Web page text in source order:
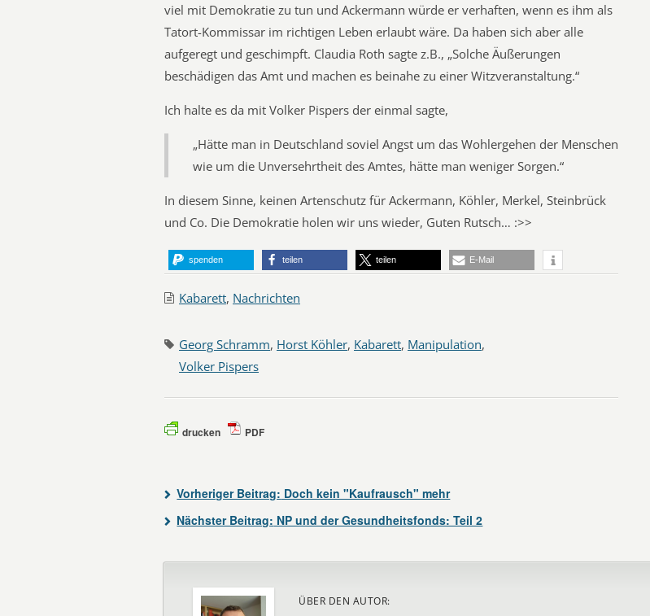
viel mit Demokratie zu tun und Ackermann würde er verhaften, wenn es ihm als
Tatort-Kommissar im richtigen Leben erlaubt wäre. Da haben sich aber alle
aufgeregt und geschimpft. Claudia Roth sagte z.B., „Solche Äußerungen
beschädigen das Amt und machen es beinahe zu einer Witzveranstaltung.“
Ich halte es da mit Volker Pispers der einmal sagte,
„Hätte man in Deutschland soviel Angst um das Wohlergehen der Menschen
wie um die Unversehrtheit des Amtes, hätte man weniger Sorgen.“
In diesem Sinne, keinen Artenschutz für Ackermann, Köhler, Merkel, Steinbrück
und Co. Die Demokratie holen wir uns wieder, Guten Rutsch… :>>
spenden teilen teilen E-Mail
Kabarett, Nachrichten
Georg Schramm, Horst Köhler, Kabarett, Manipulation,
Volker Pispers
drucken PDF
Vorheriger Beitrag: Doch kein "Kaufrausch" mehr
Nächster Beitrag: NP und der Gesundheitsfonds: Teil 2
ÜBER DEN AUTOR: